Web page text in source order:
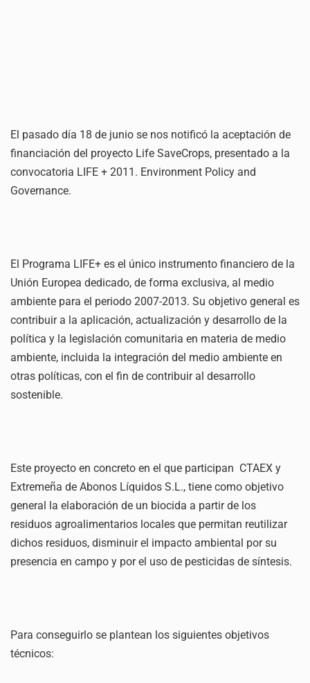
El pasado día 18 de junio se nos notificó la aceptación de
financiación del proyecto Life SaveCrops, presentado a la
convocatoria LIFE + 2011. Environment Policy and
Governance.
El Programa LIFE+ es el único instrumento financiero de la
Unión Europea dedicado, de forma exclusiva, al medio
ambiente para el periodo 2007-2013. Su objetivo general es
contribuir a la aplicación, actualización y desarrollo de la
política y la legislación comunitaria en materia de medio
ambiente, incluida la integración del medio ambiente en
otras políticas, con el fin de contribuir al desarrollo
sostenible.
Este proyecto en concreto en el que participan CTAEX y
Extremeña de Abonos Líquidos S.L., tiene como objetivo
general la elaboración de un biocida a partir de los
residuos agroalimentarios locales que permitan reutilizar
dichos residuos, disminuir el impacto ambiental por su
presencia en campo y por el uso de pesticidas de síntesis.
Para conseguirlo se plantean los siguientes objetivos
técnicos: